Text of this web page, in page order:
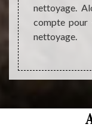
nettoyage.
compte pour
nettoyage.